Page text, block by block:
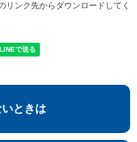
ンク先からダウンロードしてく
ときは